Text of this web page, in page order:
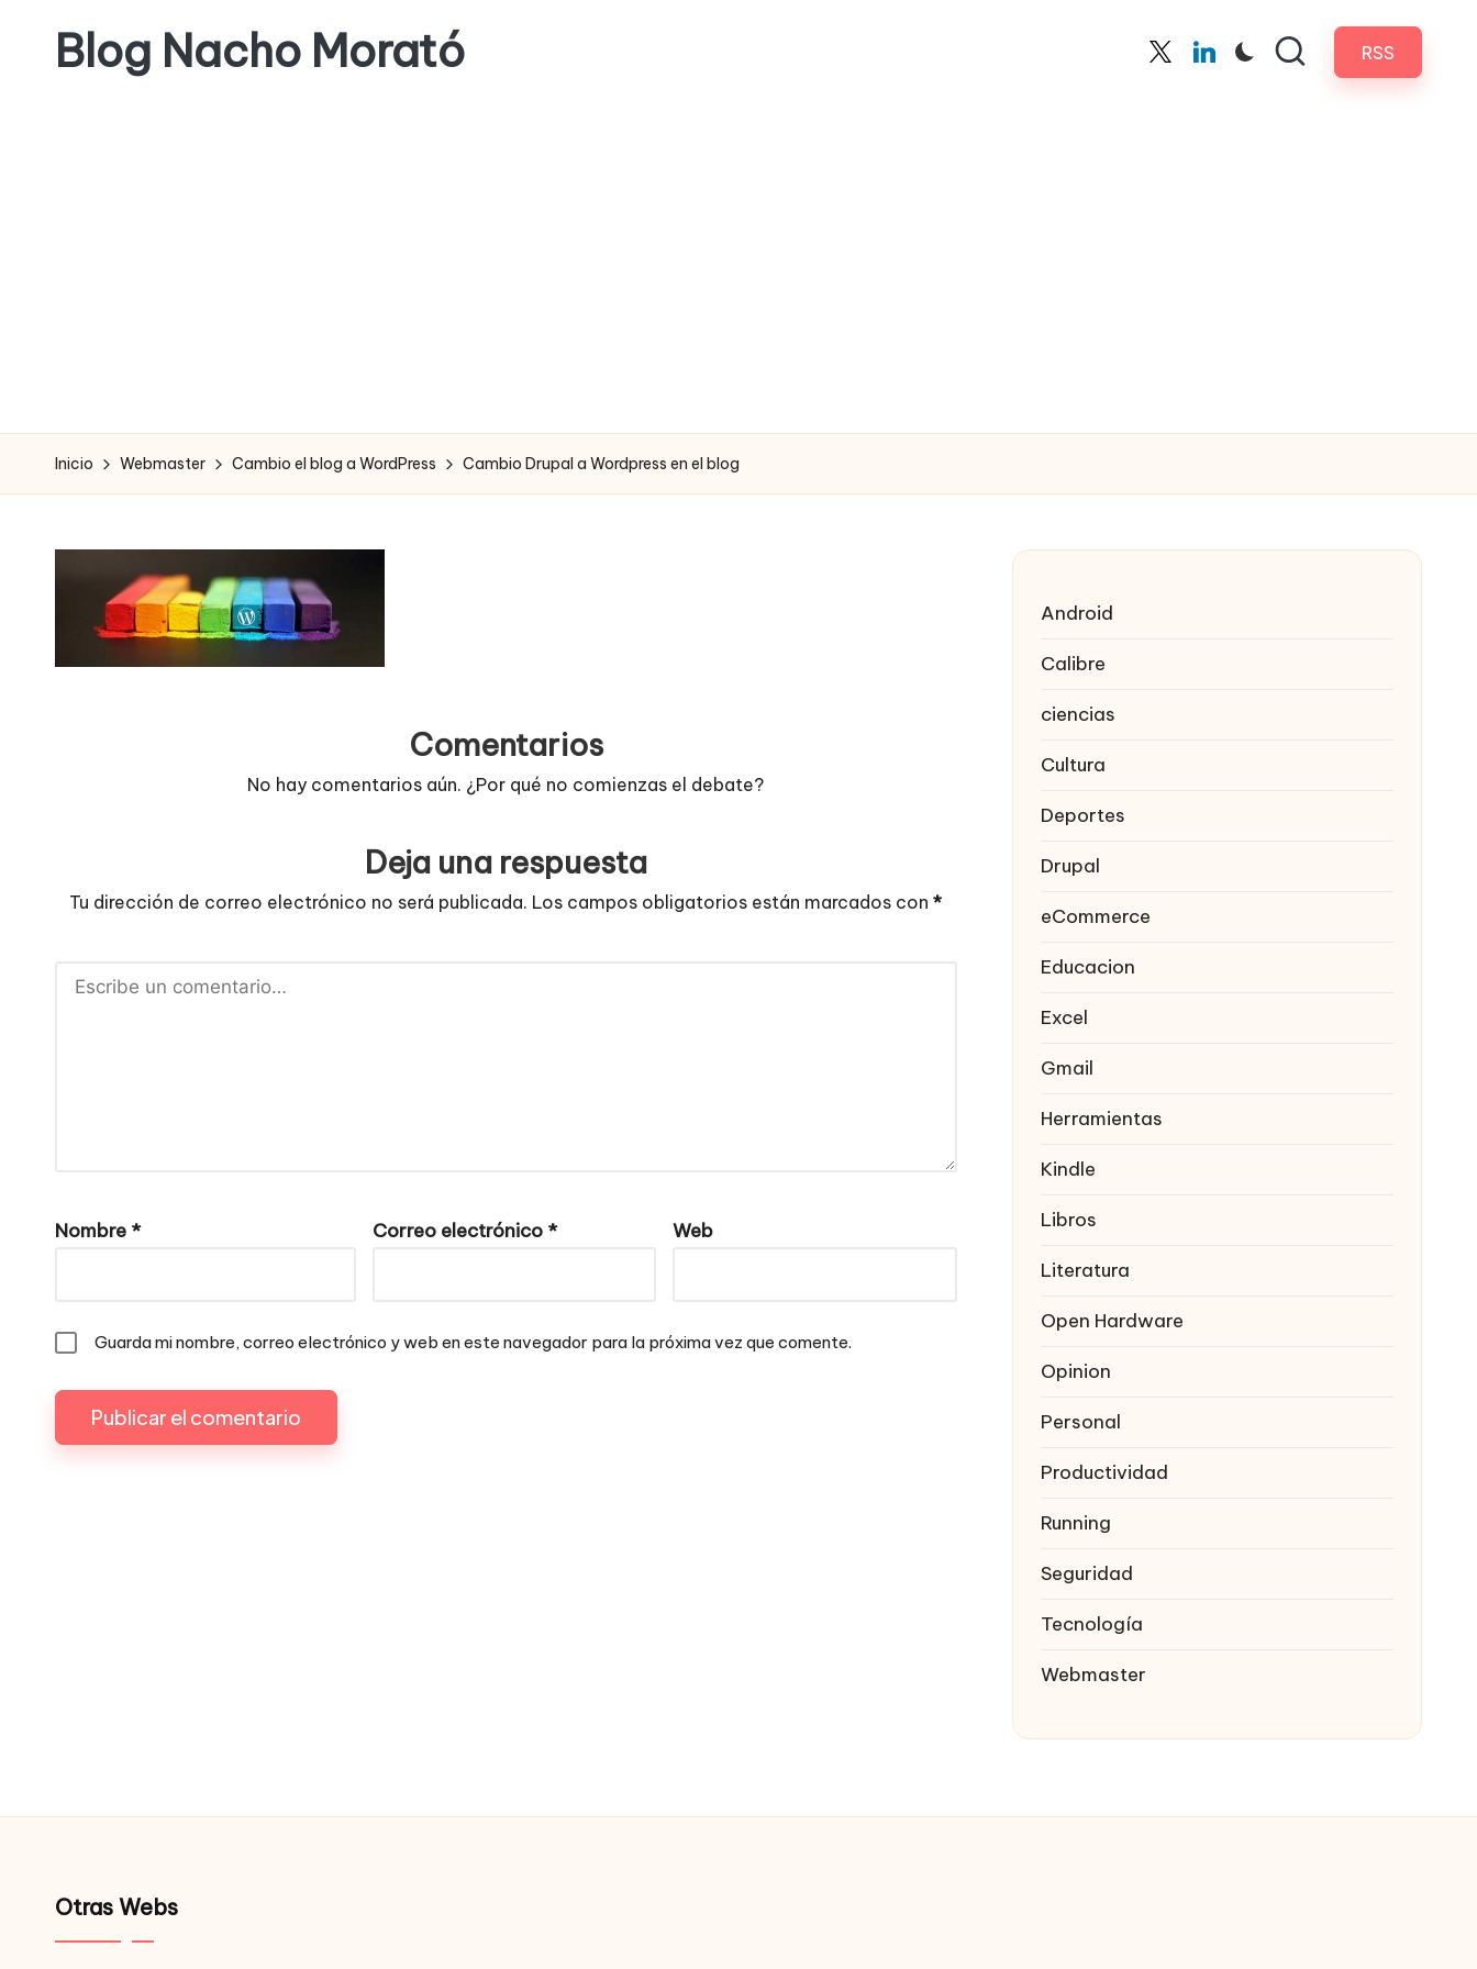
Blog Nacho Morató TwitterLinkedin RSS
Inicio Webmaster Cambio el blog a WordPress Cambio Drupal a Wordpress en el blog
Comentarios
No hay comentarios aún. ¿Por qué no comienzas el debate?
Deja una respuesta
Tu dirección de correo electrónico no será publicada. Los campos obligatorios están marcados con*
Nombre * Correo electrónico * Web
Guarda mi nombre, correo electrónico y web en este navegador para la próxima vez que comente.
Android
Calibre
ciencias
Cultura
Deportes
Drupal
eCommerce
Educacion
Excel
Gmail
Herramientas
Kindle
Libros
Literatura
Open Hardware
Opinion
Personal
Productividad
Running
Seguridad
Tecnología
Webmaster
Otras Webs